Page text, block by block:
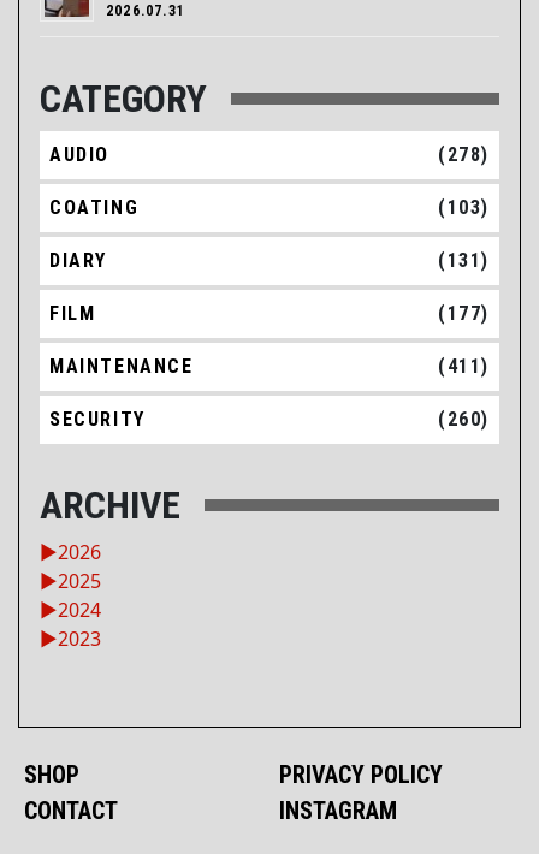
2026.07.31
CATEGORY
AUDIO (278)
COATING (103)
DIARY (131)
FILM (177)
MAINTENANCE (411)
SECURITY (260)
ARCHIVE
►2026
►2025
►2024
►2023
SHOP
PRIVACY POLICY
CONTACT
INSTAGRAM